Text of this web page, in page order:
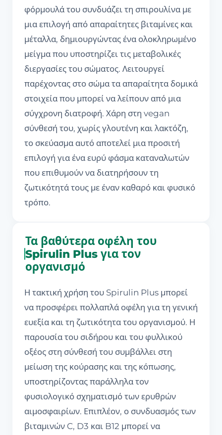
φόρμουλά του συνδυάζει τη σπιρουλίνα με
μια επιλογή από απαραίτητες βιταμίνες και
μέταλλα, δημιουργώντας ένα ολοκληρωμένο
μείγμα που υποστηρίζει τις μεταβολικές
διεργασίες του σώματος. Λειτουργεί
παρέχοντας στο σώμα τα απαραίτητα δομικά
στοιχεία που μπορεί να λείπουν από μια
σύγχρονη διατροφή. Χάρη στη vegan
σύνθεσή του, χωρίς γλουτένη και λακτόζη,
το σκεύασμα αυτό αποτελεί μια προσιτή
επιλογή για ένα ευρύ φάσμα καταναλωτών
που επιθυμούν να διατηρήσουν τη
ζωτικότητά τους με έναν καθαρό και φυσικό
τρόπο.
Τα βαθύτερα οφέλη του
Spirulin Plus για τον
οργανισμό
Η τακτική χρήση του Spirulin Plus μπορεί
να προσφέρει πολλαπλά οφέλη για τη γενική
ευεξία και τη ζωτικότητα του οργανισμού. Η
παρουσία του σιδήρου και του φυλλικού
οξέος στη σύνθεσή του συμβάλλει στη
μείωση της κούρασης και της κόπωσης,
υποστηρίζοντας παράλληλα τον
φυσιολογικό σχηματισμό των ερυθρών
αιμοσφαιρίων. Επιπλέον, ο συνδυασμός των
βιταμινών C, D3 και B12 μπορεί να